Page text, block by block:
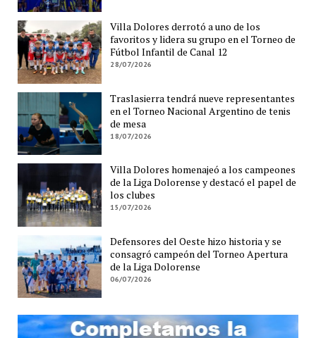
Villa Dolores derrotó a uno de los
favoritos y lidera su grupo en el Torneo de
Fútbol Infantil de Canal 12
28/07/2026
Traslasierra tendrá nueve representantes
en el Torneo Nacional Argentino de tenis
de mesa
18/07/2026
Villa Dolores homenajeó a los campeones
de la Liga Dolorense y destacó el papel de
los clubes
15/07/2026
Defensores del Oeste hizo historia y se
consagró campeón del Torneo Apertura
de la Liga Dolorense
06/07/2026